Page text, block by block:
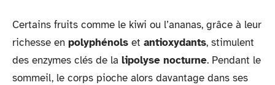
Certains fruits comme le kiwi ou l’ananas, grâce à leur
richesse en polyphénols et antioxydants, stimulent
des enzymes clés de la lipolyse nocturne. Pendant le
sommeil, le corps pioche alors davantage dans ses